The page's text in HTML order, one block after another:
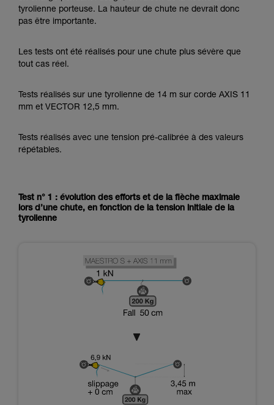
tyrolienne porteuse. La hauteur de chute ne devrait donc
pas être importante.
Les tests ont été réalisés pour une chute plus sévère que
tout cas réel.
Tests réalisés sur une tyrolienne de 14 m sur corde AXIS 11
mm et VECTOR 12,5 mm.
Tests réalisés avec une tension pré-calibrée à des valeurs
répétables.
Test n° 1 : évolution des efforts et de la flèche maximale
lors d’une chute, en fonction de la tension initiale de la
tyrolienne